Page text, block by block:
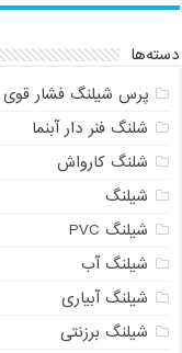
دسته‌ها
پرس شیلنگ فشار قوی
شلنگ فنر دار آبنما
شلنگ کارواش
شیلنگ
شیلنگ PVC
شیلنگ آب
شیلنگ آبیاری
شیلنگ برزنتی